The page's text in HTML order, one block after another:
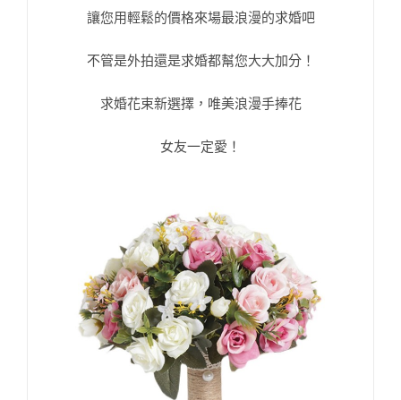
讓您用輕鬆的價格來場最浪漫的求婚吧
不管是外拍還是求婚都幫您大大加分！
求婚花束新選擇，唯美浪漫手捧花
女友一定愛！